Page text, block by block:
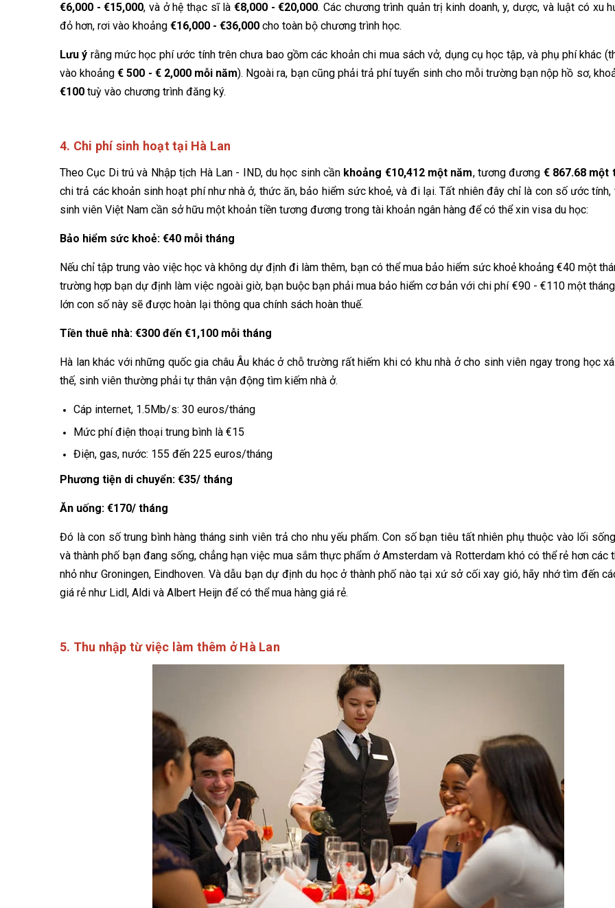
€6,000 - €15,000, và ở hệ thạc sĩ là €8,000 - €20,000. Các chương trình quản trị kinh doanh, y, dược, và luật có xu
đỏ hơn, rơi vào khoảng €16,000 - €36,000 cho toàn bộ chương trình học.
Lưu ý rằng mức học phí ước tính trên chưa bao gồm các khoản chi mua sách vở, dụng cụ học tập, và phụ phí khác
vào khoảng € 500 - € 2,000 mỗi năm). Ngoài ra, bạn cũng phải trả phí tuyển sinh cho mỗi trường bạn nộp hồ sơ,
€100 tuỳ vào chương trình đăng ký.
4. Chi phí sinh hoạt tại Hà Lan
Theo Cục Di trú và Nhập tịch Hà Lan - IND, du học sinh cần khoảng €10,412 một năm, tương đương € 867.68 một
chi trả các khoản sinh hoạt phí như nhà ở, thức ăn, bảo hiểm sức khoẻ, và đi lại. Tất nhiên đây chỉ là con số ước tính,
sinh viên Việt Nam cần sở hữu một khoản tiền tương đương trong tài khoản ngân hàng để có thể xin visa du học:
Bảo hiểm sức khoẻ: €40 mỗi tháng
Nếu chỉ tập trung vào việc học và không dự định đi làm thêm, bạn có thể mua bảo hiểm sức khoẻ khoảng €40 một
trường hợp bạn dự định làm việc ngoài giờ, bạn buộc bạn phải mua bảo hiểm cơ bản với chi phí €90 - €110 một
lớn con số này sẽ được hoàn lại thông qua chính sách hoàn thuế.
Tiền thuê nhà: €300 đến €1,100 mỗi tháng
Hà lan khác với những quốc gia châu Âu khác ở chỗ trường rất hiếm khi có khu nhà ở cho sinh viên ngay trong học
thế, sinh viên thường phải tự thân vận động tìm kiếm nhà ở.
Cáp internet, 1.5Mb/s: 30 euros/tháng
Mức phí điện thoại trung bình là €15
Điện, gas, nước: 155 đến 225 euros/tháng
Phương tiện di chuyển: €35/ tháng
Ăn uống: €170/ tháng
Đó là con số trung bình hàng tháng sinh viên trả cho nhu yếu phẩm. Con số bạn tiêu tất nhiên phụ thuộc vào lối
và thành phố bạn đang sống, chẳng hạn việc mua sắm thực phẩm ở Amsterdam và Rotterdam khó có thể rẻ hơn các
nhỏ như Groningen, Eindhoven. Và dẫu bạn dự định du học ở thành phố nào tại xứ sở cối xay gió, hãy nhớ tìm đến
giá rẻ như Lidl, Aldi và Albert Heijn để có thể mua hàng giá rẻ.
5. Thu nhập từ việc làm thêm ở Hà Lan